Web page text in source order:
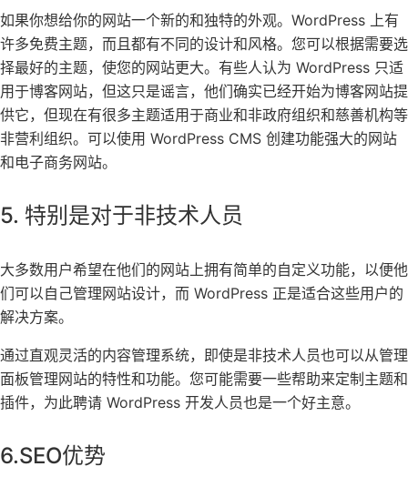
如果你想给你的网站一个新的和独特的外观。WordPress 上有
许多免费主题，而且都有不同的设计和风格。您可以根据需要选
择最好的主题，使您的网站更大。有些人认为 WordPress 只适
用于博客网站，但这只是谣言，他们确实已经开始为博客网站提
供它，但现在有很多主题适用于商业和非政府组织和慈善机构等
非营利组织。可以使用 WordPress CMS 创建功能强大的网站
和电子商务网站。
5. 特别是对于非技术人员
大多数用户希望在他们的网站上拥有简单的自定义功能，以便他
们可以自己管理网站设计，而 WordPress 正是适合这些用户的
解决方案。
通过直观灵活的内容管理系统，即使是非技术人员也可以从管理
面板管理网站的特性和功能。您可能需要一些帮助来定制主题和
插件，为此聘请 WordPress 开发人员也是一个好主意。
6.SEO优势